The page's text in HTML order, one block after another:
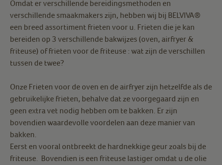
Omdat er verschillende bereidingsmethoden en
verschillende smaakmakers zijn, hebben wij bij BELVIVA®
een breed assortiment frieten voor u. Frieten die je kan
bereiden op 3 verschillende bakwijzes (oven, airfryer &
friteuse) of frieten voor de friteuse : wat zijn de verschillen
tussen de twee?
Onze Frieten voor de oven en de airfryer zijn hetzelfde als de
gebruikelijke frieten, behalve dat ze voorgegaard zijn en
geen extra vet nodig hebben om te bakken. Er zijn
bovendien waardevolle voordelen aan deze manier van
bakken.
Eerst en vooral ontbreekt de hardnekkige geur zoals bij de
friteuse. Bovendien is een friteuse lastiger omdat u de olie